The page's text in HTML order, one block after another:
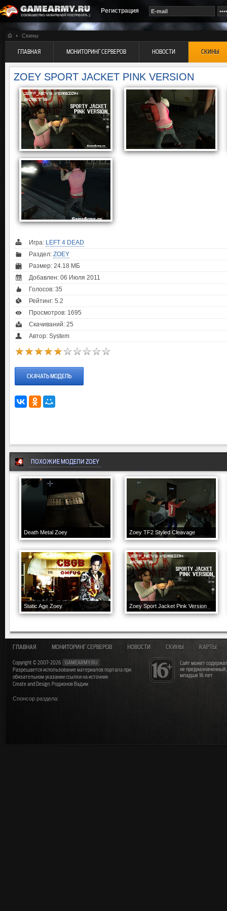
Регистрация
Скины
ГЛАВНАЯ МОНИТОРИНГ СЕРВЕРОВ НОВОСТИ СКИНЫ
ZOEY SPORT JACKET PINK VERSION
Игра: LEFT 4 DEAD
Раздел: ZOEY
Размер: 24.18 МБ
Добавлен: 06 Июля 2011
Голосов: 35
Рейтинг: 5.2
Просмотров: 1695
Скачиваний: 25
Автор: System
СКАЧАТЬ МОДЕЛЬ
ПОХОЖИЕ МОДЕЛИ ZOEY
Death Metal Zoey Zoey TF2 Styled Cleavage
Static Age Zoey Zoey Sport Jacket Pink Version
Сайт может
не
младше 16 лет
ГЛАВНАЯ МОНИТОРИНГ СЕРВЕРОВ НОВОСТИ СКИНЫ КАРТЫ
Copyright © 2007-2026
GAMEARMY.RU
Разрешается использование материалов портала при
обязательном указании ссылки на источник
Create and Design: Родионов Вадим
Спонсор раздела: